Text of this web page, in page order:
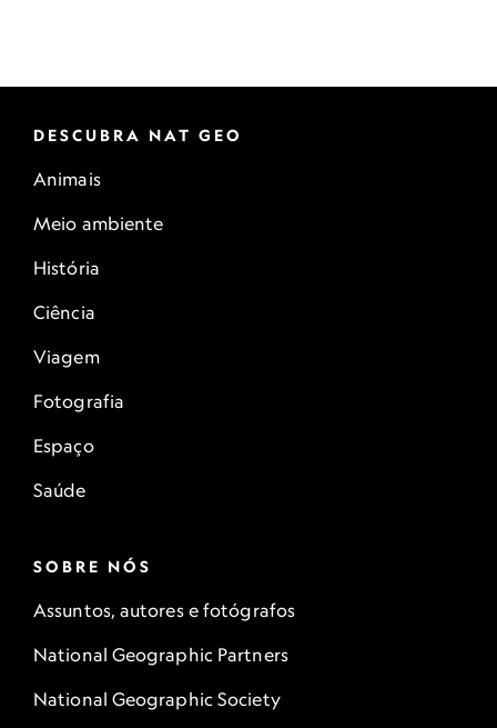
DESCUBRA NAT GEO
Animais
Meio ambiente
História
Ciência
Viagem
Fotografia
Espaço
Saúde
SOBRE NÓS
Assuntos, autores e fotógrafos
National Geographic Partners
National Geographic Society